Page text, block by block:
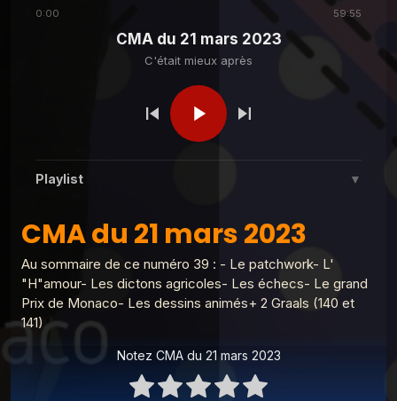
C'était mieux après CMA du 15 novembre 2022
C'était mieux après
C'était mieux après
CMA du 20 septembre
2022
0:00 59:55
CMA du 21 mars 2023
C'était mieux après
Playlist ▼
1
C'était mieux après
2
Derniere CMA du 27 juin 2023
C'était mieux après
3
C'était mieux après
C'était mieux après
CMA du 21 mars 2023
Au sommaire de ce numéro 39 : - Le patchwork- L'
"H"amour- Les dictons agricoles- Les échecs- Le grand
Prix de Monaco- Les dessins animés+ 2 Graals (140 et
141)
Notez CMA du 21 mars 2023